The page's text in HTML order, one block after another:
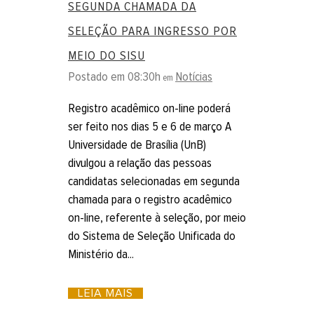
SEGUNDA CHAMADA DA
SELEÇÃO PARA INGRESSO POR
MEIO DO SISU
Postado em 08:30h em Notícias
Registro acadêmico on-line poderá
ser feito nos dias 5 e 6 de março A
Universidade de Brasília (UnB)
divulgou a relação das pessoas
candidatas selecionadas em segunda
chamada para o registro acadêmico
on-line, referente à seleção, por meio
do Sistema de Seleção Unificada do
Ministério da...
LEIA MAIS